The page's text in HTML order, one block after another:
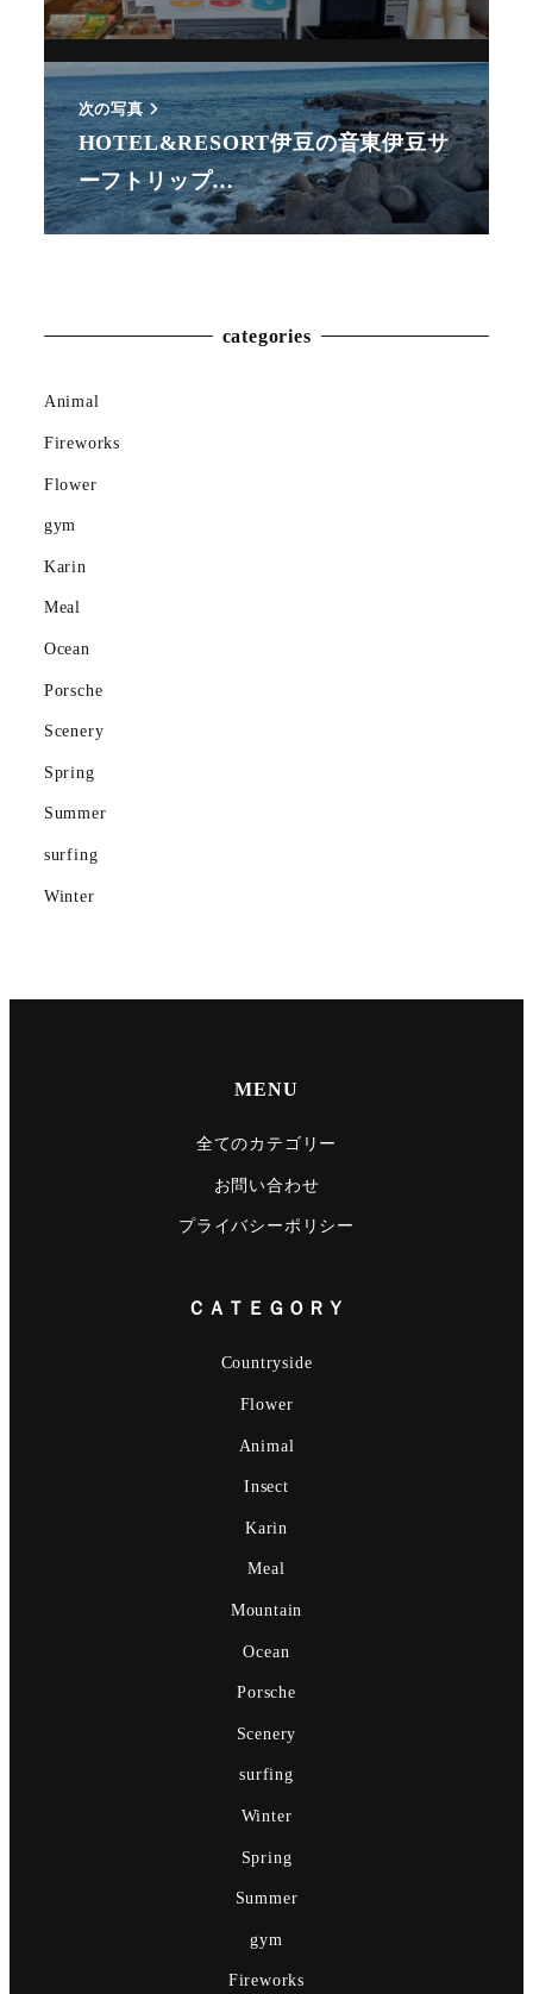
Animal
Countryside
次の写真
HOTEL&RESORT伊豆の音東伊豆サ
ーフトリップ…
categories
Animal
Fireworks
Flower
gym
Karin
Meal
Ocean
Porsche
Scenery
Spring
Summer
surfing
Winter
MENU
全てのカテゴリー
お問い合わせ
プライバシーポリシー
ＣＡＴＥＧＯＲＹ
Countryside
Flower
Animal
Insect
Karin
Meal
Mountain
Ocean
Porsche
Scenery
surfing
Winter
Spring
Summer
gym
Fireworks